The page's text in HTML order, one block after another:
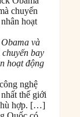
và
bay
hoạt động
nghệ
thế giới
hợp. […]